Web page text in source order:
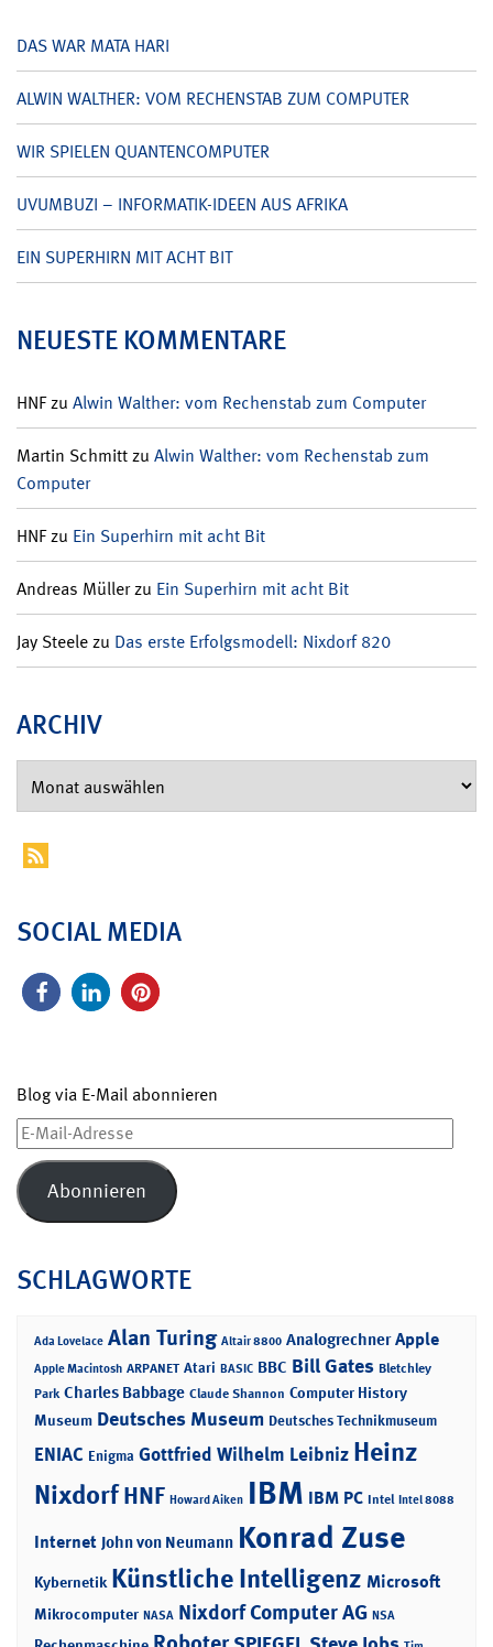
DAS WAR MATA HARI
ALWIN WALTHER: VOM RECHENSTAB ZUM COMPUTER
WIR SPIELEN QUANTENCOMPUTER
UVUMBUZI – INFORMATIK-IDEEN AUS AFRIKA
EIN SUPERHIRN MIT ACHT BIT
NEUESTE KOMMENTARE
HNFzu Alwin Walther: vom Rechenstab zum Computer
Martin Schmittzu Alwin Walther: vom Rechenstab zum
Computer
HNFzu Ein Superhirn mit acht Bit
Andreas Müllerzu Ein Superhirn mit acht Bit
Jay Steelezu Das erste Erfolgsmodell: Nixdorf 820
ARCHIV
SOCIAL MEDIA
Blog via E-Mail abonnieren
E-
Mail-
Adresse
Abonnieren
SCHLAGWORTE
Ada Lovelace Alan Turing Altair 8800 Analogrechner Apple
Apple Macintosh ARPANET Atari BASIC BBC Bill Gates Bletchley
Park Charles Babbage Claude Shannon Computer History
Museum Deutsches Museum Deutsches Technikmuseum
ENIAC Enigma Gottfried Wilhelm Leibniz Heinz
NixdorfHNF Howard Aiken IBM IBM PC Intel Intel 8088
Internet John von Neumann Konrad Zuse
Kybernetik Künstliche Intelligenz Microsoft
Mikrocomputer NASA Nixdorf Computer AG NSA